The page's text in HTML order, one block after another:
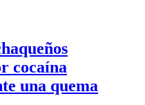
cocaína
una quema